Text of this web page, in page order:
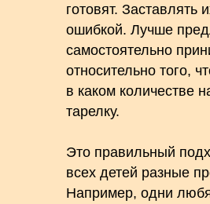
готовят. Заставлять
ошибкой. Лучше
самостоятельно
относительно того,
в каком количестве
тарелку.
Это правильный
всех детей разные
Например, одни